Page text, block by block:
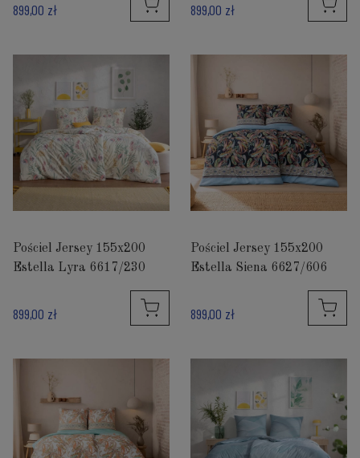
899,00 zł 899,00 zł
Pościel Jersey 155x200
Estella Lyra 6617/230
899,00 zł
Pościel Jersey 155x200
Estella Siena 6627/606
899,00 zł